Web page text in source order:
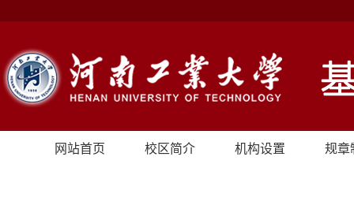
网站首页 校区简介 机构设置 规章